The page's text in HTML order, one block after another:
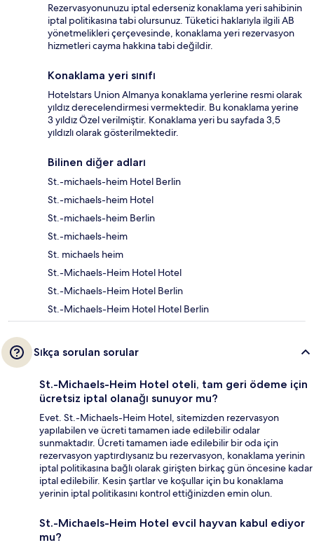
Rezervasyonunuzu iptal ederseniz konaklama yeri sahibinin
iptal politikasına tabi olursunuz. Tüketici haklarıyla ilgili AB
yönetmelikleri çerçevesinde, konaklama yeri rezervasyon
hizmetleri cayma hakkına tabi değildir.
Konaklama yeri sınıfı
Hotelstars Union Almanya konaklama yerlerine resmi olarak
yıldız derecelendirmesi vermektedir. Bu konaklama yerine
3 yıldız Özel verilmiştir. Konaklama yeri bu sayfada 3,5
yıldızlı olarak gösterilmektedir.
Bilinen diğer adları
St.-michaels-heim Hotel Berlin
St.-michaels-heim Hotel
St.-michaels-heim Berlin
St.-michaels-heim
St. michaels heim
St.-Michaels-Heim Hotel Hotel
St.-Michaels-Heim Hotel Berlin
St.-Michaels-Heim Hotel Hotel Berlin
Sıkça sorulan sorular
St.-Michaels-Heim Hotel oteli, tam geri ödeme için
ücretsiz iptal olanağı sunuyor mu?
Evet. St.-Michaels-Heim Hotel, sitemizden rezervasyon
yapılabilen ve ücreti tamamen iade edilebilir odalar
sunmaktadır. Ücreti tamamen iade edilebilir bir oda için
rezervasyon yaptırdıysanız bu rezervasyon, konaklama yerinin
iptal politikasına bağlı olarak girişten birkaç gün öncesine kadar
iptal edilebilir. Kesin şartlar ve koşullar için bu konaklama
yerinin iptal politikasını kontrol ettiğinizden emin olun.
St.-Michaels-Heim Hotel evcil hayvan kabul ediyor
mu?